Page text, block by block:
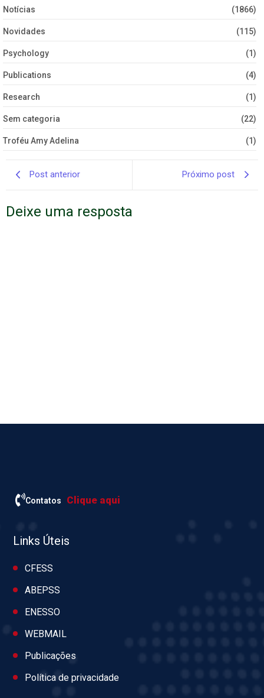
Notícias (1866)
Novidades (115)
Psychology (1)
Publications (4)
Research (1)
Sem categoria (22)
Troféu Amy Adelina (1)
Post anterior Próximo post
Deixe uma resposta
Contatos Clique aqui
Links Úteis
CFESS
ABEPSS
ENESSO
WEBMAIL
Publicações
Política de privacidade